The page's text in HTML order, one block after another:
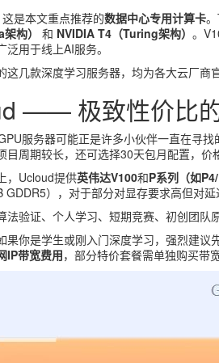
这是本文重点推荐的数据中心专用计算卡
构）
和 NVIDIA T4（Turing架构） 。
泛用于线上AI服务。
这几款深度学习服务器，均为各大云厂
—— 极致性价比
服务器可能正是许多小伙伴一直在寻
目周期较长，还可选择30天包月配置，价
，Ucloud提供英伟达V100和P系列（如
GDDR5），对于部分对显存要求高但对
法验证、个人学习、短期竞赛、初创团队
果你是学生或刚入门深度学习，强烈建
IP带宽费用，部分特价套餐需单独购买带